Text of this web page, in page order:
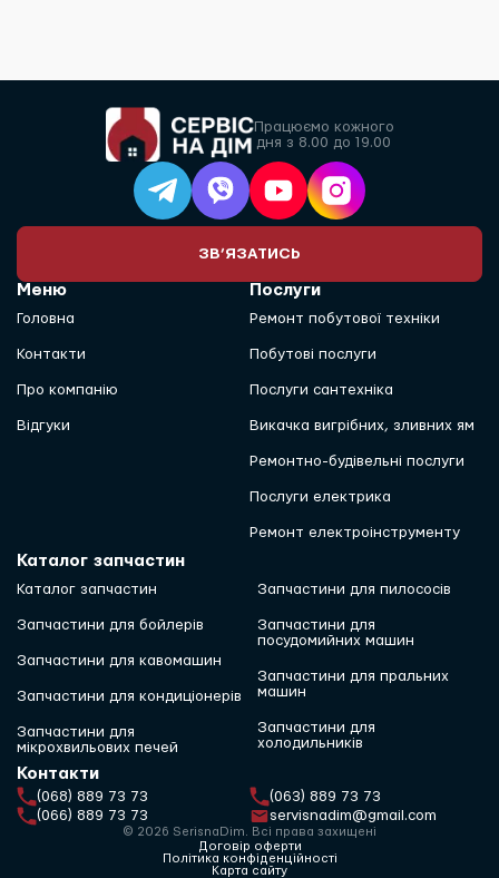
Працюємо кожного
дня з 8.00 до 19.00
ЗВ’ЯЗАТИСЬ
Меню
Головна
Контакти
Про компанію
Відгуки
Послуги
Ремонт побутової техніки
Побутові послуги
Послуги сантехніка
Викачка вигрібних, зливних ям
Ремонтно-будівельні послуги
Послуги електрика
Ремонт електроінструменту
Каталог запчастин
Каталог запчастин
Запчастини для бойлерів
Запчастини для кавомашин
Запчастини для кондиціонерів
Запчастини для
мікрохвильових печей
Запчастини для пилососів
Запчастини для
посудомийних машин
Запчастини для пральних
машин
Запчастини для
холодильників
Контакти
(068) 889 73 73
(063) 889 73 73
(066) 889 73 73
servisnadim@gmail.com
© 2026 SerisnaDim. Всі права захищені
Договір оферти
Політика конфіденційності
Карта сайту